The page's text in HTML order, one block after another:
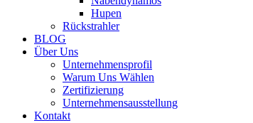
Hupen
Rückstrahler
BLOG
Über Uns
Unternehmensprofil
Warum Uns Wählen
Zertifizierung
Unternehmensausstellung
Kontakt